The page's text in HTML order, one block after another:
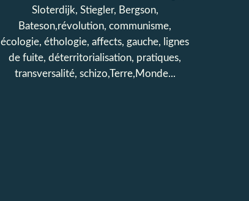
Sloterdijk, Stiegler, Bergson,
Bateson,révolution, communisme,
écologie, éthologie, affects, gauche, lignes
de fuite, déterritorialisation, pratiques,
transversalité, schizo,Terre,Monde...